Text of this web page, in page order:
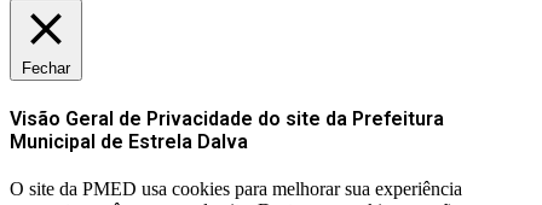
Fechar
Visão Geral de Privacidade do site da Prefeitura
Municipal de Estrela Dalva
O site da PMED usa cookies para melhorar sua experiência